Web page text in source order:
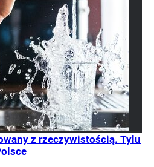
z rzeczywistością. Tylu